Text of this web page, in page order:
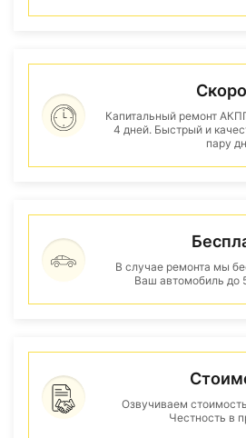
Капитальный ремонт
4 дней. Быстрый и
пару
В случае ремонта мы
Ваш автомобиль
Озвучиваем
Честность в